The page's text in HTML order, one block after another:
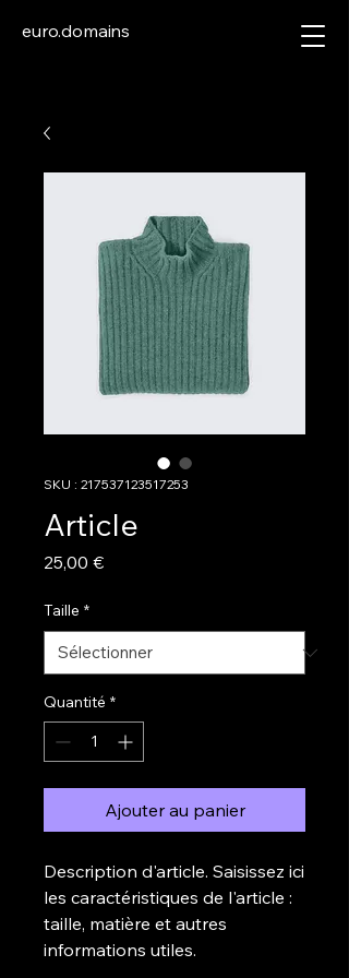
euro.domains
SKU : 217537123517253
Article
25,00 €Prix
Taille *
Quantité *
Ajouter au panier
Description d'article. Saisissez ici
les caractéristiques de l'article :
taille, matière et autres
informations utiles.